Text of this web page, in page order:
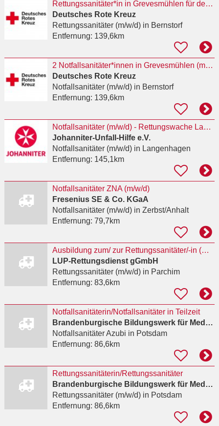
Rettungssanitäter*in in Grevesmühlen für den qualifizierten Krankentransport (m/w/d)
Deutsches Rote Kreuz
Rettungssanitäter (m/w/d)in Bernstorf
Entfernung: 139,6km
2 Notfallsanitäter*innen in Grevesmühlen (m/w/d)
Deutsches Rote Kreuz
Notfallsanitäter (m/w/d)in Bernstorf
Entfernung: 139,6km
Notfallsanitäter (m/w/d) - Rettungswache Langenhagen
Johanniter-Unfall-Hilfe e.V.
Notfallsanitäter (m/w/d)in Langenhagen
Entfernung: 145,1km
Notfallsanitäter ZNA (m/w/d)
Fresenius SE & Co. KGaA
Notfallsanitäter (m/w/d)in Zerbst/Anhalt
Entfernung: 79,7km
Ausbildung zum/ zur Rettungssanitäter/-in (m/w/d)
LUP-Rettungsdienst gGmbH
Rettungssanitäter (m/w/d)in Parchim
Entfernung: 83,6km
Notfallsanitäterin/Notfallsanitäter in Teilzeit
Brandenburgische Bildungswerk für Medizin und Soziales e.V.
Notfallsanitäter Azubi in Potsdam
Entfernung: 86,6km
Rettungssanitäterin/Rettungssanitäter
Brandenburgische Bildungswerk für Medizin und Soziales e.V.
Rettungssanitäter (m/w/d)in Potsdam
Entfernung: 86,6km